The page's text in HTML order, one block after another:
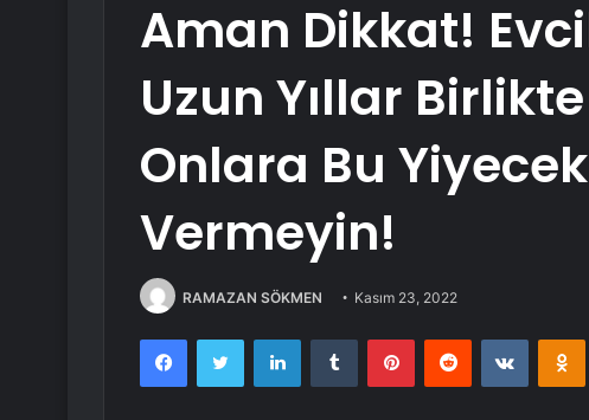
Aman Dikkat!
Uzun Yıllar
Onlara Bu
Vermeyin!
RAMAZAN SÖKMEN Kasım 23, 2022
FacebookTwitter LinkedInTumblr PinterestReddit